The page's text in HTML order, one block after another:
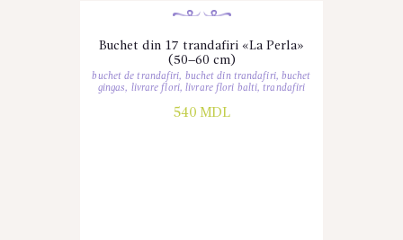
Buchet din 17 trandafiri «La Perla»
(50–60 cm)
buchet de trandafiri, buchet din trandafiri, buchet
gingas, livrare flori,livrare flori balti,trandafiri
540 MDL